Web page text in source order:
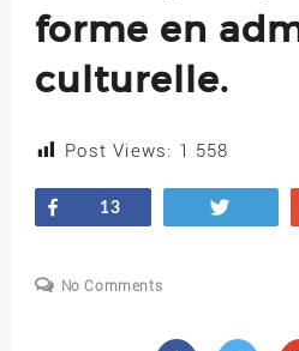
forme en
culturelle.
Post Views: 1 558
Partagez
13
No Comments